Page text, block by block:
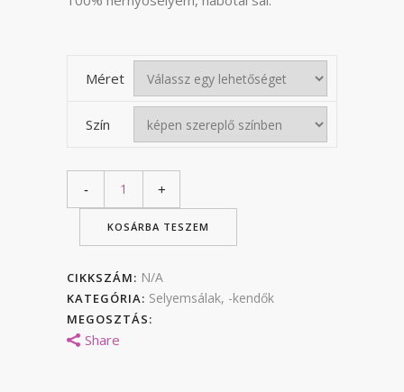
Méret
Szín
KOSÁRBA TESZEM
CIKKSZÁM: N/A
KATEGÓRIA: Selyemsálak, -kendők
MEGOSZTÁS:
Share